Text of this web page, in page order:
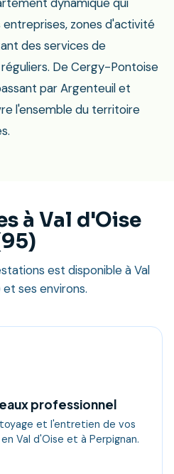
zones d'activité
des services de
De Cergy-Pontoise
par Argenteuil et
l'ensemble du territoire
à Val d'Oise
est disponible à Val
ses environs.
professionnel
et l'entretien de vos
Val d'Oise et à Perpignan.